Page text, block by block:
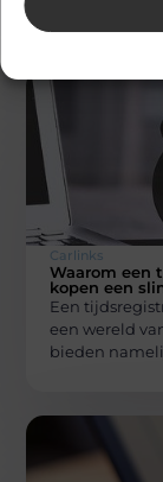
Carlinks
Waarom een
kopen een
Een
een wereld
bieden